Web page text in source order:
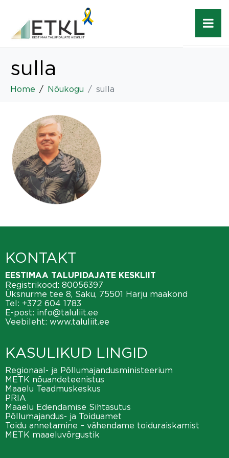
sulla
Home Nõukogu sulla
KONTAKT
EESTIMAA TALUPIDAJATE KESKLIIT
Registrikood: 80056397
Üksnurme tee 8, Saku, 75501 Harju maakond
Tel: +372 604 1783
E-post: info@taluliit.ee
Veebileht: www.taluliit.ee
KASULIKUD LINGID
Regionaal- ja Põllumajandusministeerium
METK nõuandeteenistus
Maaelu Teadmuskeskus
PRIA
Maaelu Edendamise Sihtasutus
Põllumajandus- ja Toiduamet
Toidu annetamine – vähendame toiduraiskamist
METK maaeluvõrgustik